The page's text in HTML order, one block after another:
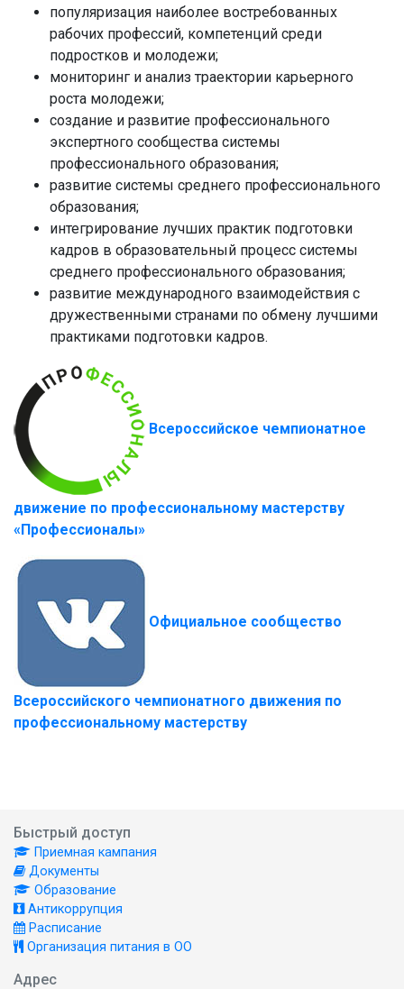
популяризация наиболее востребованных
рабочих профессий, компетенций среди
подростков и молодежи;
мониторинг и анализ траектории карьерного
роста молодежи;
создание и развитие профессионального
экспертного сообщества системы
профессионального образования;
развитие системы среднего профессионального
образования;
интегрирование лучших практик подготовки
кадров в образовательный процесс системы
среднего профессионального образования;
развитие международного взаимодействия с
дружественными странами по обмену лучшими
практиками подготовки кадров.
Всероссийское чемпионатное
движение по профессиональному мастерству
«Профессионалы»
Официальное сообщество
Всероссийского чемпионатного движения по
профессиональному мастерству
Быстрый доступ
Приемная кампания
Документы
Образование
Антикоррупция
Расписание
Организация питания в ОО
Адрес